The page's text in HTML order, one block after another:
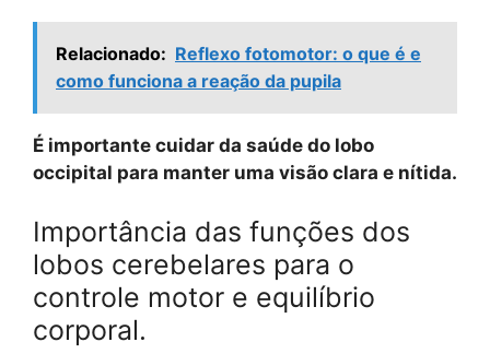
Relacionado: Reflexo fotomotor: o que é e
como funciona a reação da pupila
É importante cuidar da saúde do lobo
occipital para manter uma visão clara e nítida.
Importância das funções dos
lobos cerebelares para o
controle motor e equilíbrio
corporal.